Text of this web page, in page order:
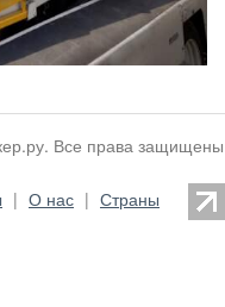
Все права защищены
| О нас | Страны